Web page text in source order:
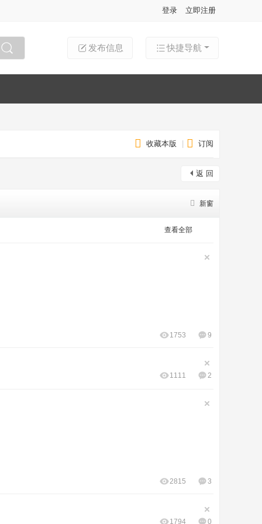
登录 立即注册
快捷导航
发布信息
收藏本版 订阅
返 回
新窗
查看全部
9
1753
2
1111
3
2815
0
1794